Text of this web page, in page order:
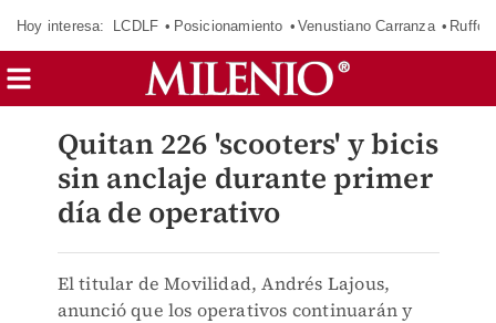
Hoy interesa: LCDLF Posicionamiento Venustiano Carranza Ruffo
Quitan 226 'scooters' y bicis
sin anclaje durante primer
día de operativo
El titular de Movilidad, Andrés Lajous,
anunció que los operativos continuarán y